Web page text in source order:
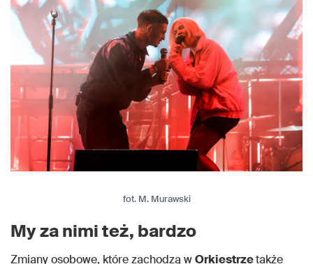
fot. M. Murawski
My za nimi też, bardzo
Zmiany osobowe, które zachodzą wOrkiestrzetakże